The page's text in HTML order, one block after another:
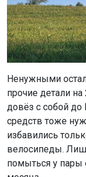
велосипеды.
помыться у пары
месяца.
По итогу в
газовые-
две складные
нитки, швейный
плотные резинки
пар носков и